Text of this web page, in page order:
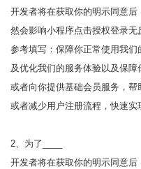
开发者将在获取你的明示同意
然会影响小程序点击授权登录无
参考填写：保障你正常使用我
及优化我们的服务体验以及保障
或者向你提供基础会员服务，帮
或者减少用户注册流程，快速实
2、为了____
开发者将在获取你的明示同意后